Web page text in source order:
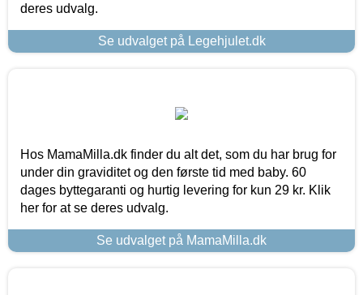
deres udvalg.
Se udvalget på Legehjulet.dk
Hos MamaMilla.dk finder du alt det, som du har brug for
under din graviditet og den første tid med baby. 60
dages byttegaranti og hurtig levering for kun 29 kr. Klik
her for at se deres udvalg.
Se udvalget på MamaMilla.dk